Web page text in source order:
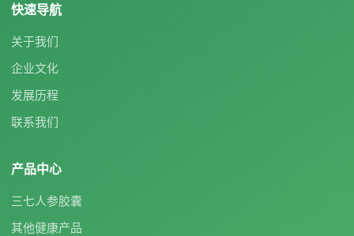
快速导航
关于我们
企业文化
发展历程
联系我们
产品中心
三七人参胶囊
其他健康产品